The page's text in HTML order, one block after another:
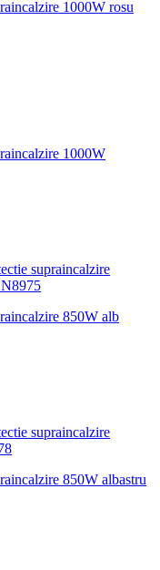
1000W rosu
1000W
850W alb
850W albastru